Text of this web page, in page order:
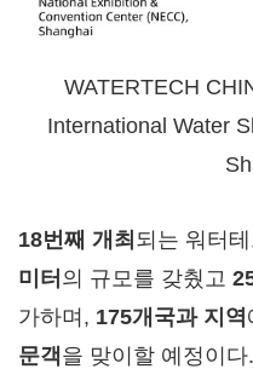
WATERTECH
International Water
18번째 개최 되는 워터
미터 의 규모를 갖췄고
가하며, 175개국과 지역
문객을 맞이할 예정이